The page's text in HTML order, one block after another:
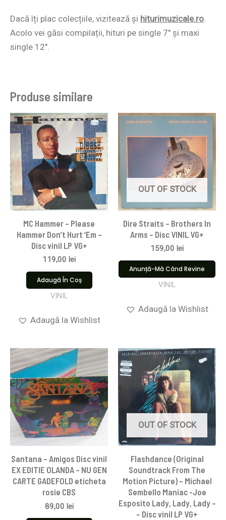
Dacă îți plac colecțiile, vizitează și hiturimuzicale.ro
Acolo vei găsi compilații, hituri pe single 7″ și maxi
single 12″.
Produse similare
MC Hammer – Please
Hammer Don’t Hurt ‘Em –
Disc vinil LP VG+
119,00 lei
Adaugă În Coș
VINIL
Adaugă la Wishlist
OUT OF STOCK
Dire Straits ‎– Brothers In
Arms – Disc VINIL VG+
159,00 lei
Anunță-Mă Când Revine
VINIL
Adaugă la Wishlist
Santana – Amigos Disc vinil
EX EDITIE OLANDA – NU GEN
CARTE GADEFOLD eticheta
rosie CBS
89,00 lei
OUT OF STOCK
Flashdance (Original
Soundtrack From The
Motion Picture) – Michael
Sembello Maniac -Joe
Esposito Lady, Lady, Lady –
– Disc vinil LP VG+